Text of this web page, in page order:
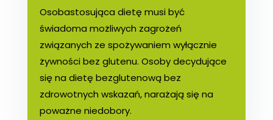
Osobastosująca dietę musi być
świadoma możliwych zagrożeń
związanych ze spożywaniem wyłącznie
żywności bez glutenu. Osoby decydujące
się na dietę bezglutenową bez
zdrowotnych wskazań, narażają się na
poważne niedobory.